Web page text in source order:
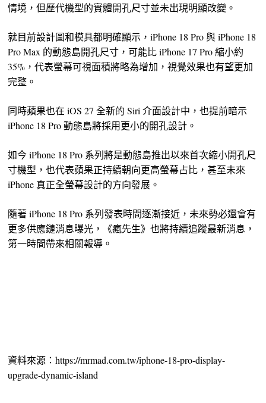
情境，但歷代機型的實體開孔尺寸並未出現明顯改變。
就目前設計圖和模具都明確顯示，iPhone 18 Pro 與 iPhone 18
Pro Max 的動態島開孔尺寸，可能比 iPhone 17 Pro 縮小約
35%，代表螢幕可視面積將略為增加，視覺效果也有望更加
完整。
同時蘋果也在 iOS 27 全新的 Siri 介面設計中，也提前暗示
iPhone 18 Pro 動態島將採用更小的開孔設計。
如今 iPhone 18 Pro 系列將是動態島推出以來首次縮小開孔尺
寸機型，也代表蘋果正持續朝向更高螢幕占比，甚至未來
iPhone 真正全螢幕設計的方向發展。
隨著 iPhone 18 Pro 系列發表時間逐漸接近，未來勢必還會有
更多供應鏈消息曝光，《瘋先生》也將持續追蹤最新消息，
第一時間帶來相關報導。
資料來源：https://mrmad.com.tw/iphone-18-pro-display-
upgrade-dynamic-island